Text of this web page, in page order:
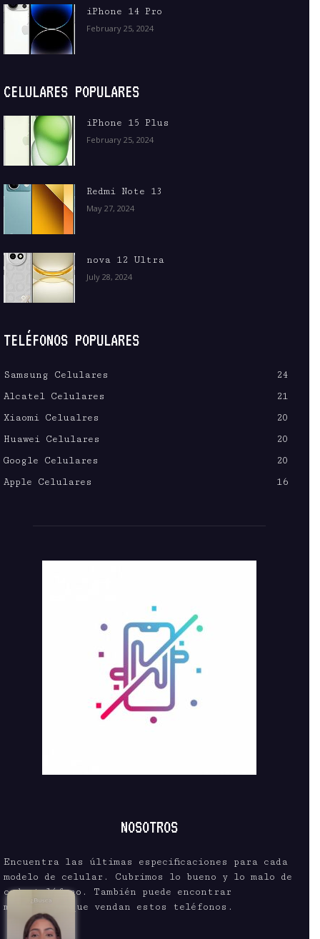
iPhone 14 Pro
February 25, 2024
CELULARES POPULARES
iPhone 15 Plus
February 25, 2024
Redmi Note 13
May 27, 2024
nova 12 Ultra
July 28, 2024
TELÉFONOS POPULARES
Samsung Celulares
24
Alcatel Celulares
21
Xiaomi Celualres
20
Huawei Celulares
20
Google Celulares
20
Apple Celulares
16
NOSOTROS
Encuentra las últimas especificaciones para cada
modelo de celular. Cubrimos lo bueno y lo malo de
cada teléfono. También puede encontrar
mayoristas que vendan estos teléfonos.